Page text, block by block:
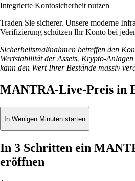
Integrierte Kontosicherheit nutzen
Traden Sie sicherer. Unsere moderne
Verifizierung schützen Ihr Konto bei
Sicherheitsmaßnahmen betreffen den
Wertstabilität der Assets. Krypto-
kann den Wert Ihrer Bestände massiv
MANTRA-Live-Preis in
In Wenigen Minuten starten
In 3 Schritten ein
eröffnen